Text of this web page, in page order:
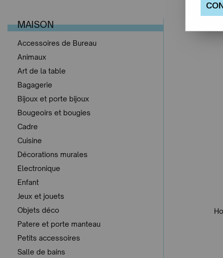
MAISON
Accessoires de Bureau
Animaux
Art de la table
Bagagerie
Bijoux et porte bijoux
Bougeoirs et bougies
Cadre
Cuisine
Décorations murales
Electronique
Enfant
Jeux et jouets
Objets déco
Patere et porte manteau
Petits accessoires
Salle de bains